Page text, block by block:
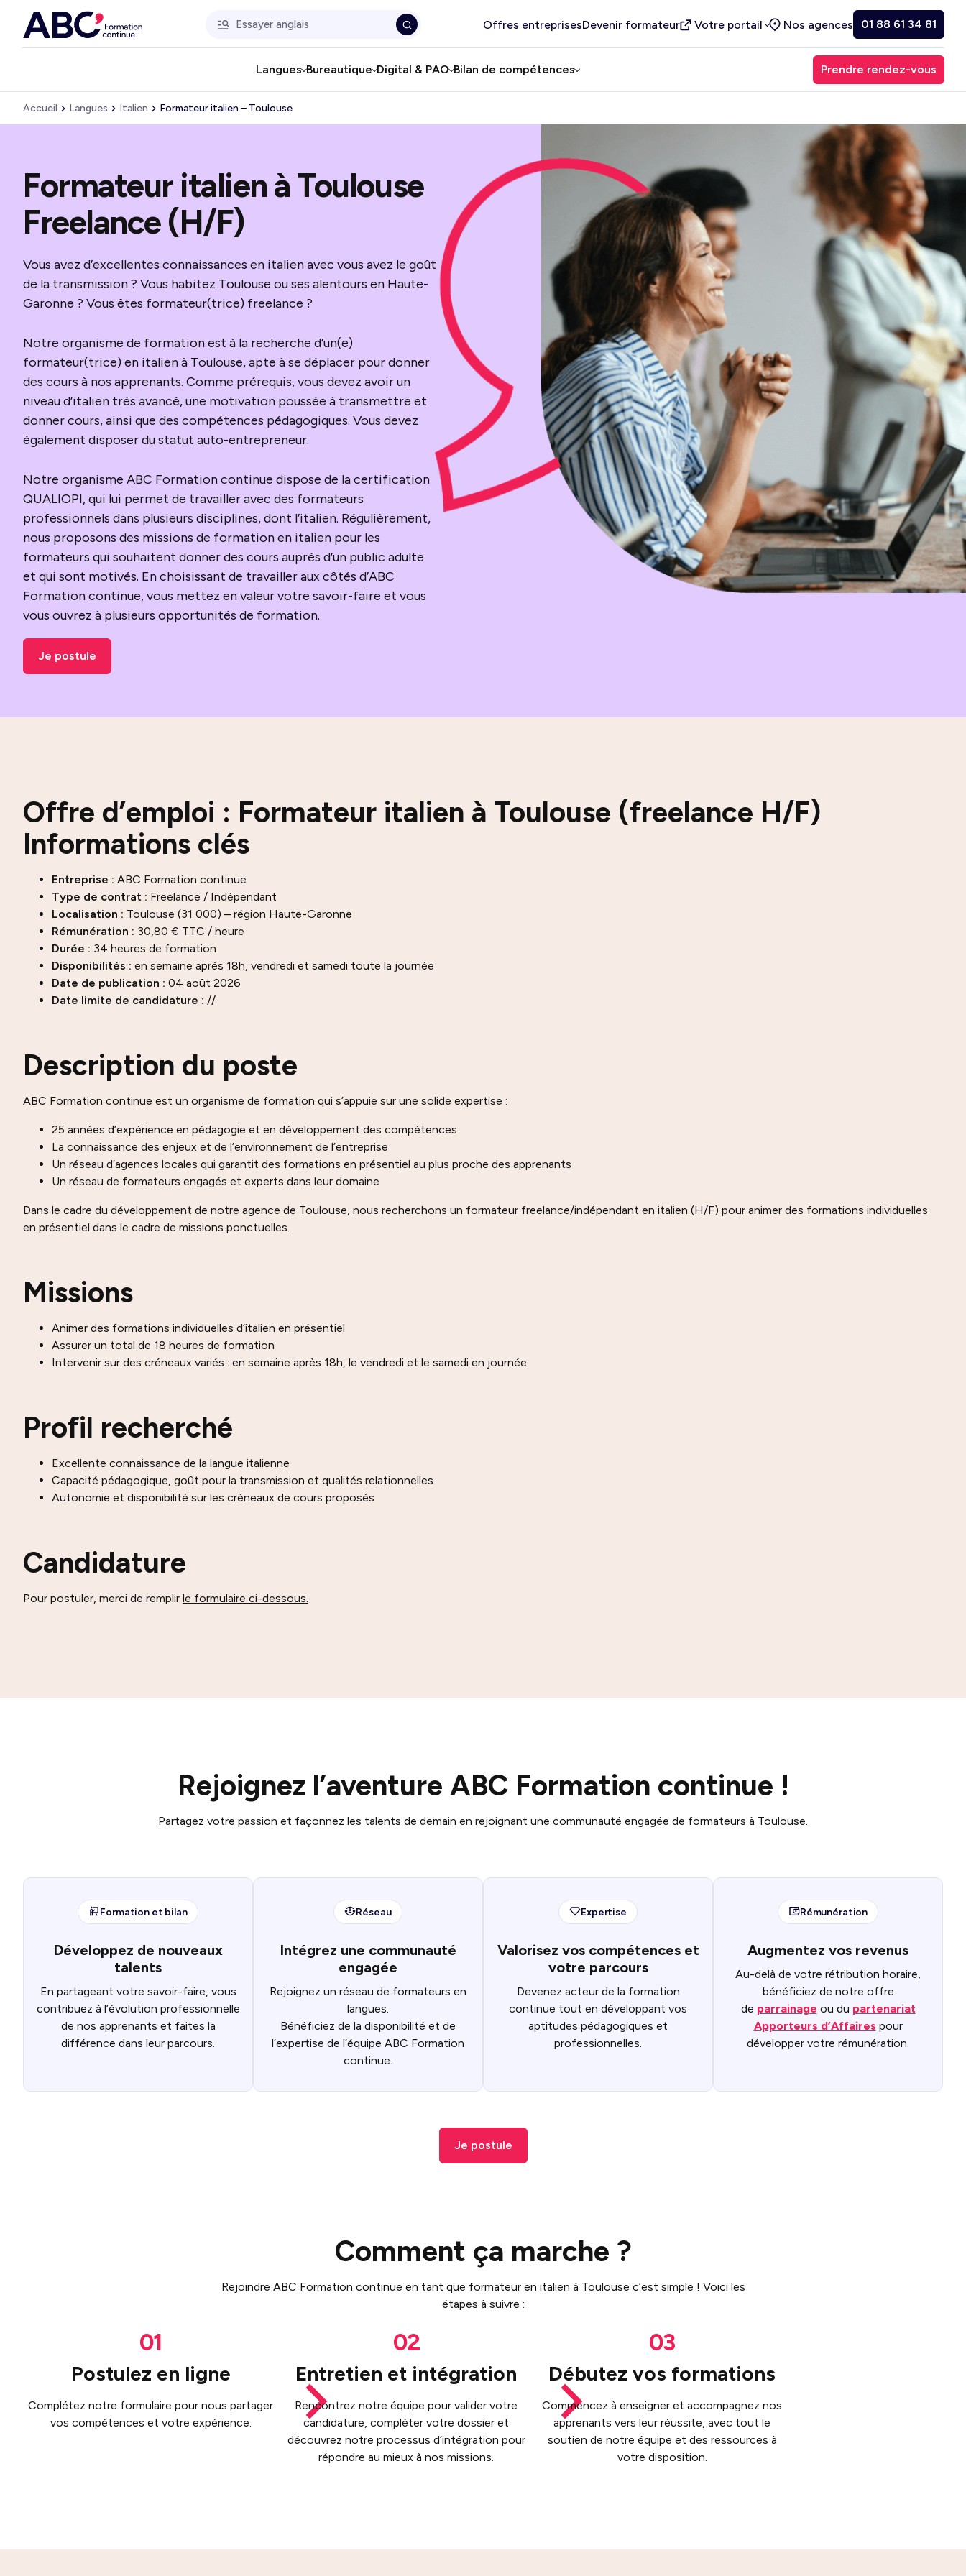
Offres entreprisesDevenir formateur Votre portail Nos agences 01 88 61 34 81
Langues Bureautique Digital & PAO Bilan de compétences Prendre rendez-vous
Accueil Langues Italien Formateur italien – Toulouse
Formateur italien à Toulouse
Freelance (H/F)
Vous avez d’excellentes connaissances en italien avec vous avez le goût
de la transmission ? Vous habitez Toulouse ou ses alentours en Haute-
Garonne ? Vous êtes formateur(trice) freelance ?
Notre organisme de formation est à la recherche d’un(e)
formateur(trice) en italien à Toulouse, apte à se déplacer pour donner
des cours à nos apprenants. Comme prérequis, vous devez avoir un
niveau d’italien très avancé, une motivation poussée à transmettre et
donner cours, ainsi que des compétences pédagogiques. Vous devez
également disposer du statut auto-entrepreneur.
Notre organisme ABC Formation continue dispose de la certification
QUALIOPI, qui lui permet de travailler avec des formateurs
professionnels dans plusieurs disciplines, dont l’italien. Régulièrement,
nous proposons des missions de formation en italien pour les
formateurs qui souhaitent donner des cours auprès d’un public adulte
et qui sont motivés. En choisissant de travailler aux côtés d’ABC
Formation continue, vous mettez en valeur votre savoir-faire et vous
vous ouvrez à plusieurs opportunités de formation.
Je postule
Offre d’emploi : Formateur italien à Toulouse (freelance H/F)
Informations clés
Entreprise : ABC Formation continue
Type de contrat : Freelance / Indépendant
Localisation : Toulouse (31 000) – région Haute-Garonne
Rémunération : 30,80 € TTC / heure
Durée : 34 heures de formation
Disponibilités : en semaine après 18h, vendredi et samedi toute la journée
Date de publication : 04 août 2026
Date limite de candidature : //
Description du poste
ABC Formation continue est un organisme de formation qui s’appuie sur une solide expertise :
25 années d’expérience en pédagogie et en développement des compétences
La connaissance des enjeux et de l’environnement de l’entreprise
Un réseau d’agences locales qui garantit des formations en présentiel au plus proche des apprenants
Un réseau de formateurs engagés et experts dans leur domaine
Dans le cadre du développement de notre agence de Toulouse, nous recherchons un formateur freelance/indépendant en italien (H/F) pour animer des formations individuelles
en présentiel dans le cadre de missions ponctuelles.
Missions
Animer des formations individuelles d’italien en présentiel
Assurer un total de 18 heures de formation
Intervenir sur des créneaux variés : en semaine après 18h, le vendredi et le samedi en journée
Profil recherché
Excellente connaissance de la langue italienne
Capacité pédagogique, goût pour la transmission et qualités relationnelles
Autonomie et disponibilité sur les créneaux de cours proposés
Candidature
Pour postuler, merci de remplir le formulaire ci-dessous.
Rejoignez l’aventure ABC Formation continue !
Partagez votre passion et façonnez les talents de demain en rejoignant une communauté engagée de formateurs à Toulouse.
Formation et bilan
Développez de nouveaux
talents
En partageant votre savoir-faire, vous
contribuez à l’évolution professionnelle
de nos apprenants et faites la
différence dans leur parcours.
Réseau
Intégrez une communauté
engagée
Rejoignez un réseau de formateurs en
langues.
Bénéficiez de la disponibilité et de
l’expertise de l’équipe ABC Formation
continue.
Expertise
Valorisez vos compétences et
votre parcours
Devenez acteur de la formation
continue tout en développant vos
aptitudes pédagogiques et
professionnelles.
Rémunération
Augmentez vos revenus
Au-delà de votre rétribution horaire,
bénéficiez de notre offre
de parrainage ou du partenariat
Apporteurs d’Affaires pour
développer votre rémunération.
Je postule
Comment ça marche ?
Rejoindre ABC Formation continue en tant que formateur en italien à Toulouse c’est simple ! Voici les
étapes à suivre :
Postulez en ligne
Complétez notre formulaire pour nous partager
vos compétences et votre expérience.
Entretien et intégration
Rencontrez notre équipe pour valider votre
candidature, compléter votre dossier et
découvrez notre processus d’intégration pour
répondre au mieux à nos missions.
Débutez vos formations
Commencez à enseigner et accompagnez nos
apprenants vers leur réussite, avec tout le
soutien de notre équipe et des ressources à
votre disposition.